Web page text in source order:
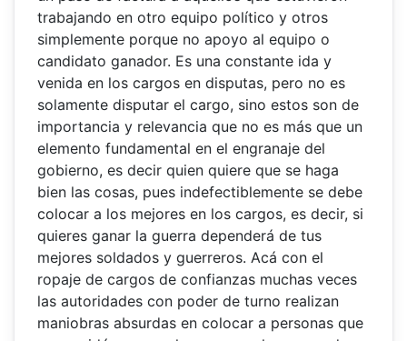
trabajando en otro equipo político y otros
simplemente porque no apoyo al equipo o
candidato ganador. Es una constante ida y
venida en los cargos en disputas, pero no es
solamente disputar el cargo, sino estos son de
importancia y relevancia que no es más que un
elemento fundamental en el engranaje del
gobierno, es decir quien quiere que se haga
bien las cosas, pues indefectiblemente se debe
colocar a los mejores en los cargos, es decir, si
quieres ganar la guerra dependerá de tus
mejores soldados y guerreros. Acá con el
ropaje de cargos de confianzas muchas veces
las autoridades con poder de turno realizan
maniobras absurdas en colocar a personas que